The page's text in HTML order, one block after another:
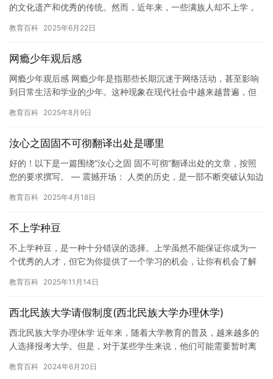
的文化遗产和优秀的传统。然而，近年来，一些满族人却不上学，
论。 …
教育百科 2025年6月22日
网瘾少年观后感
网瘾少年观后感 网瘾少年是指那些长期沉迷于网络活动，甚至影响
到日常生活和学业的少年。这种现象在现代社会中越来越普遍，但
网…
教育百科 2025年8月9日
汝心之固固不可彻翻译出处是哪里
好的！以下是一篇围绕“汝心之固 固不可彻”翻译出处的文章，按照
您的要求撰写。 — 震撼开场： 人类的历史，是一部不断突破认知边
教育百科 2025年4月18日
不上学种豆
不上学种豆，是一种十分错误的选择。上学虽然不能保证你成为一
个优秀的人才，但它为你提供了一个学习的机会，让你有机会了解
会错过…
教育百科 2025年11月14日
西北民族大学请假制度(西北民族大学办理休学)
西北民族大学办理休学 近年来，随着大学教育的普及，越来越多的
人选择报考大学。但是，对于某些学生来说，他们可能需要暂时离
学。 …
教育百科 2024年6月20日